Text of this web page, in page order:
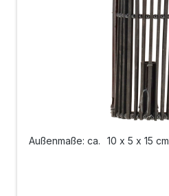
Außenmaße: ca. 10 x 5 x 15 cm